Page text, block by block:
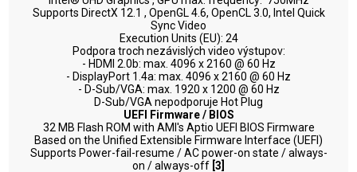
Supports DirectX 12.1 , OpenGL 4.6, OpenCL 3.0, Intel Quick
Sync Video
Execution Units (EU): 24
Podpora troch nezávislých video výstupov:
- HDMI 2.0b: max. 4096 x 2160 @ 60 Hz
- DisplayPort 1.4a: max. 4096 x 2160 @ 60 Hz
- D-Sub/VGA: max. 1920 x 1200 @ 60 Hz
D-Sub/VGA nepodporuje Hot Plug
UEFI Firmware / BIOS
32 MB Flash ROM with AMI's Aptio UEFI BIOS Firmware
Based on the Unified Extensible Firmware Interface (UEFI)
Supports Power-fail-resume / AC power-on state / always-
on / always-off [3]